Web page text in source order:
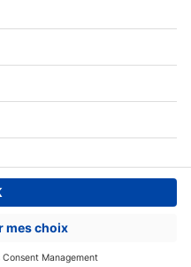
cookies
d'Utilisation